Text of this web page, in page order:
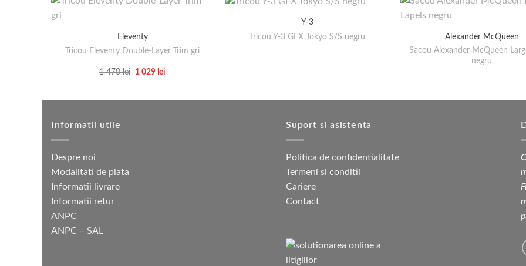
Eleventy
Tricou Eleventy Double-Layer Trim gri
1 470lei Prețul
1 029 lei
Y-3
Tricou Y-3 GFX Tokyo S/S negru
Alexander McQueen
Sacou Alexander McQueen
negru
Informatii utile
Despre noi
Modalitati de plata
Informatii livrare
Informatii retur
ANPC
ANPC – SAL
Suport si asistenta
Politica de confidentialitate
Termeni si conditii
Cariere
Contact